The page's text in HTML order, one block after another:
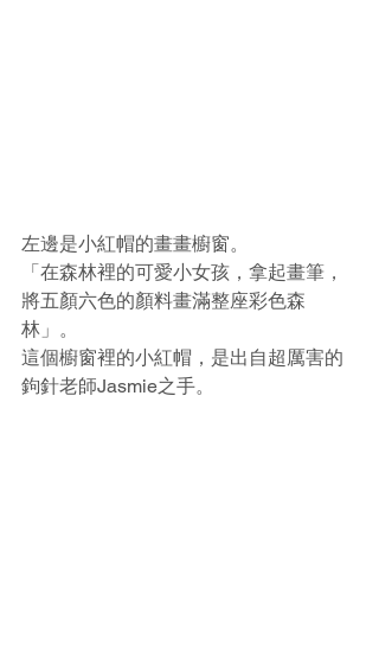
左邊是小紅帽的畫畫櫥窗。
「在森林裡的可愛小女孩，拿起畫筆，
將五顏六色的顏料畫滿整座彩色森
林」。
這個櫥窗裡的小紅帽，是出自超厲害的
鉤針老師Jasmie之手。